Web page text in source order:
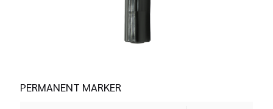
PERMANENT MARKER